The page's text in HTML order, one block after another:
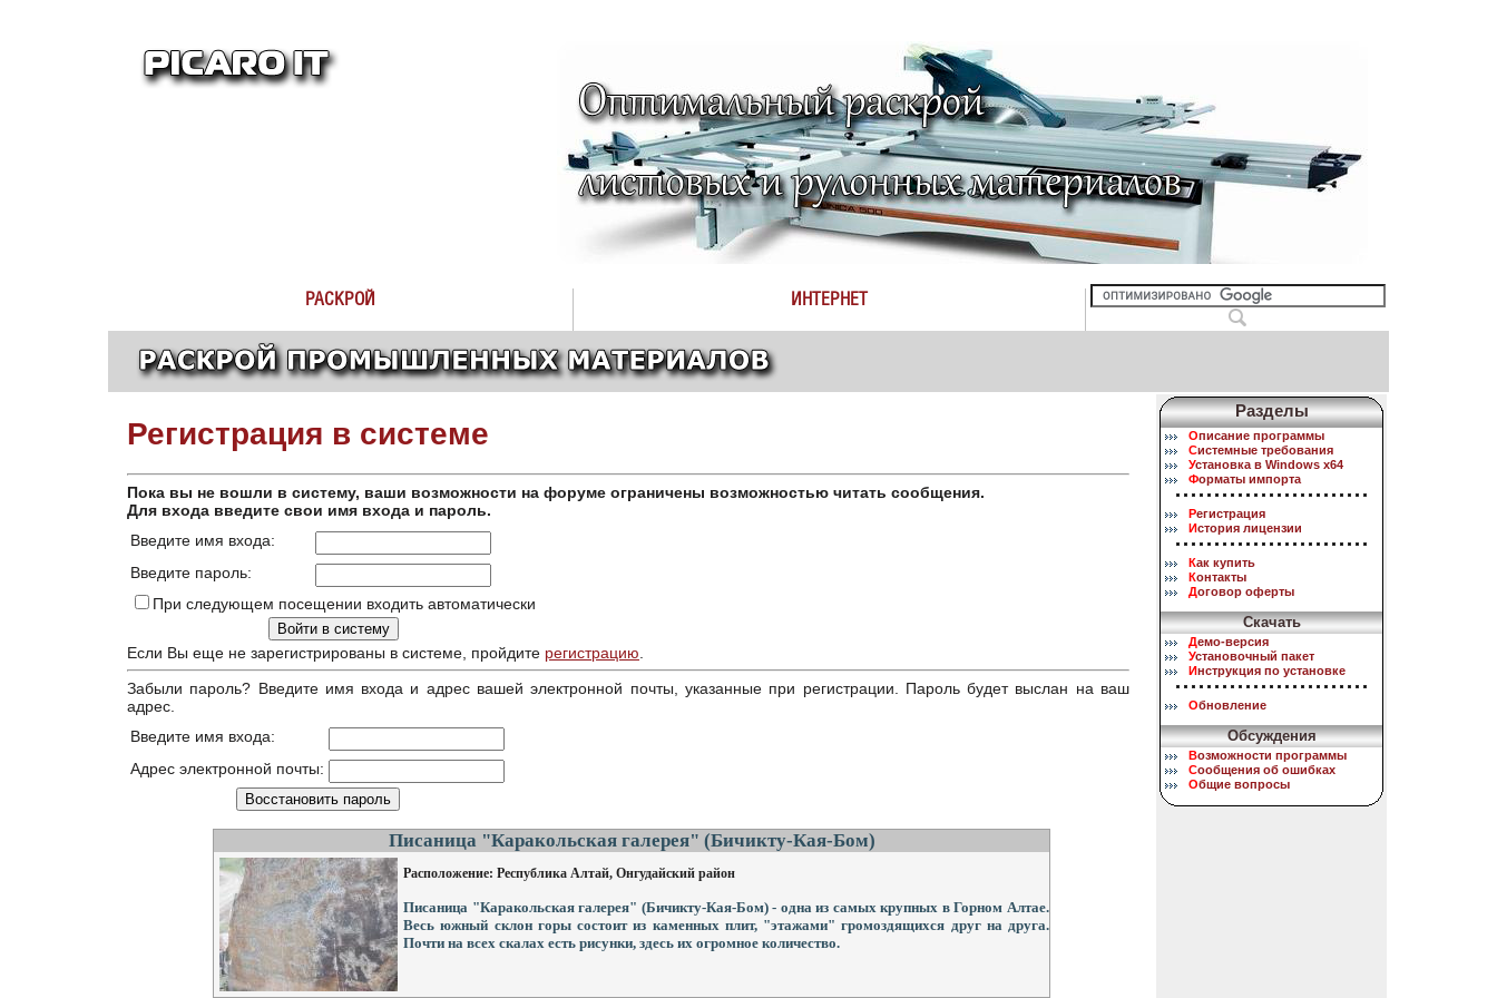
РАСКРОЙ ИНТЕРНЕТ
Регистрация в системе
Пока вы не вошли в систему, ваши возможности на форуме ограничены возможностью читать сообщения.
Для входа введите свои имя входа и пароль.
Введите имя входа:
Введите пароль:
При следующем посещении входить автоматически
Если Вы еще не зарегистрированы в системе, пройдите регистрацию
Забыли пароль? Введите имя входа и адрес вашей электронной почты, указанные при регистрации. Пароль будет выслан на ваш
адрес.
Введите имя входа:
Адрес электронной почты:
Разделы
Описание программы
Системные требования
Установка в Windows x64
Форматы импорта
Регистрация
История лицензии
Как купить
Контакты
Договор оферты
Скачать
Демо-версия
Установочный пакет
Инструкция по установке
Обновление
Обсуждения
Возможности программы
Сообщения об ошибках
Общие вопросы